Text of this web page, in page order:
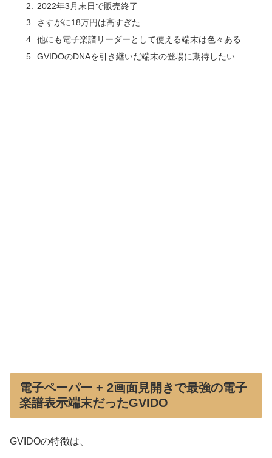
2022年3月末日で販売終了
さすがに18万円は高すぎた
他にも電子楽譜リーダーとして使える端末は色々ある
GVIDOのDNAを引き継いだ端末の登場に期待したい
電子ペーパー + 2画面見開きで最強の電子
楽譜表示端末だったGVIDO
GVIDOの特徴は、